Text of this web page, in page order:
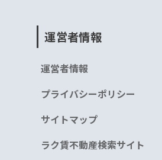
運営者情報
運営者情報
プライバシーポリシー
サイトマップ
ラク賃不動産検索サイト